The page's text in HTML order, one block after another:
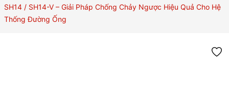
SH14 / SH14-V – Giải Pháp Chống Chảy Ngược Hiệu Quả Cho Hệ
Thống Đường Ống